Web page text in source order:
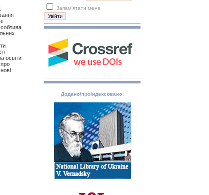
Запам'ятати мене
Додано/проіндексовано:
освіти